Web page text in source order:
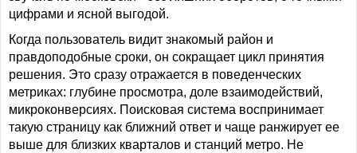
цифрами и ясной выгодой.
Когда пользователь видит знакомый район и
правдоподобные сроки, он сокращает цикл принятия
решения. Это сразу отражается в поведенческих
метриках: глубине просмотра, доле взаимодействий,
микроконверсиях. Поисковая система воспринимает
такую страницу как ближний ответ и чаще ранжирует ее
выше для близких кварталов и станций метро. Не